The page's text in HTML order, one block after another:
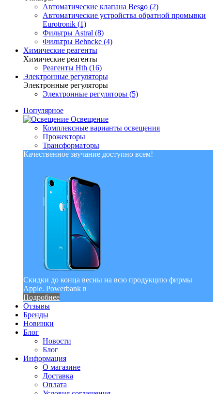
Автоматические клапана Besgo (2)
Автоматические устройства обратной промывки
Eurotronik (1)
Фильтры Astral (8)
Фильтры Behncke (4)
Химические реагенты
Химические реагенты
Реагенты Hth (16)
Электронные регуляторы
Электронные регуляторы
Электронные регуляторы (5)
Популярное
Освещение
Комплексные варианты освещения
Прожекторы
Трансформаторы
Качественное звучание доступно всем!
Скидки до конца весны на всю продукцию фирмы
Apple. Powerbank в
Подробнее
Отзывы
Бренды
Новинки
Блог
Новости
Блог
Информация
О магазине
Доставка
Оплата